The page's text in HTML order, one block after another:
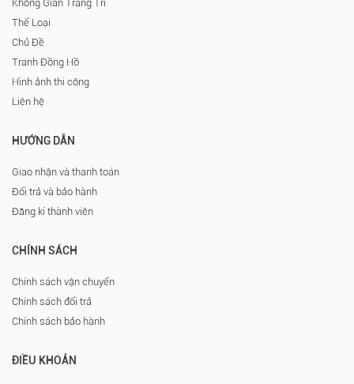
Không Gian Trang Trí
Thể Loại
Chủ Đề
Tranh Đồng Hồ
Hình ảnh thi công
Liên hệ
HƯỚNG DẪN
Giao nhận và thanh toán
Đổi trả và bảo hành
Đăng kí thành viên
CHÍNH SÁCH
Chính sách vận chuyển
Chính sách đổi trả
Chính sách bảo hành
ĐIỀU KHOẢN